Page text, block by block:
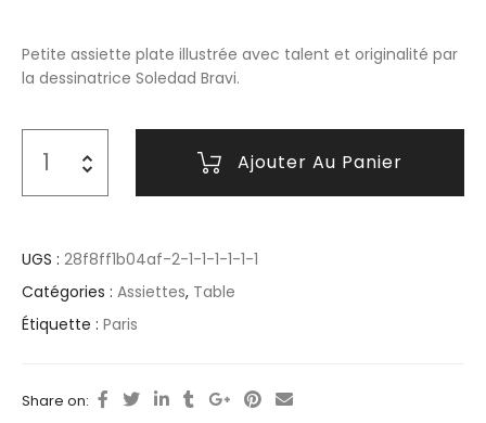
Petite assiette plate illustrée avec talent et originalité par
la dessinatrice Soledad Bravi.
Ajouter Au Panier
UGS : 28f8ff1b04af-2-1-1-1-1-1-1
Catégories : Assiettes, Table
Étiquette : Paris
Share on: